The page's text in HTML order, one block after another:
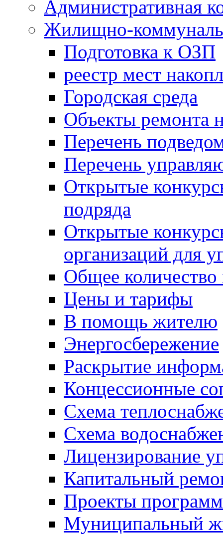
Административная
Жилищно-
Подготовка к ОЗП
реестр мест
Городская среда
Объекты ремонта
Перечень
Перечень
Открытые
подряда
Открытые
организаций для
Общее
Цены и тарифы
В помощь жителю
Энергосбережение
Раскрытие
Концессионные
Схема
Схема
Лицензирование
Капитальный
Проекты программ
Муниципальный